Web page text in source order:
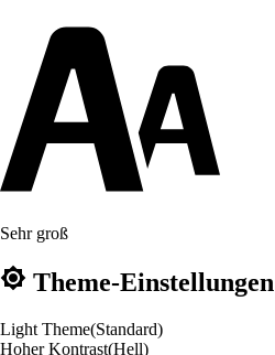
Sehr groß
Theme-Einstellungen
Light Theme(Standard)
Hoher Kontrast(Hell)